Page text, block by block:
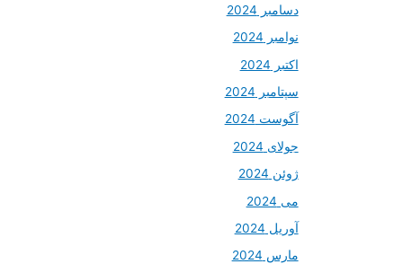
دسامبر 2024
نوامبر 2024
اکتبر 2024
سپتامبر 2024
آگوست 2024
جولای 2024
ژوئن 2024
می 2024
آوریل 2024
مارس 2024